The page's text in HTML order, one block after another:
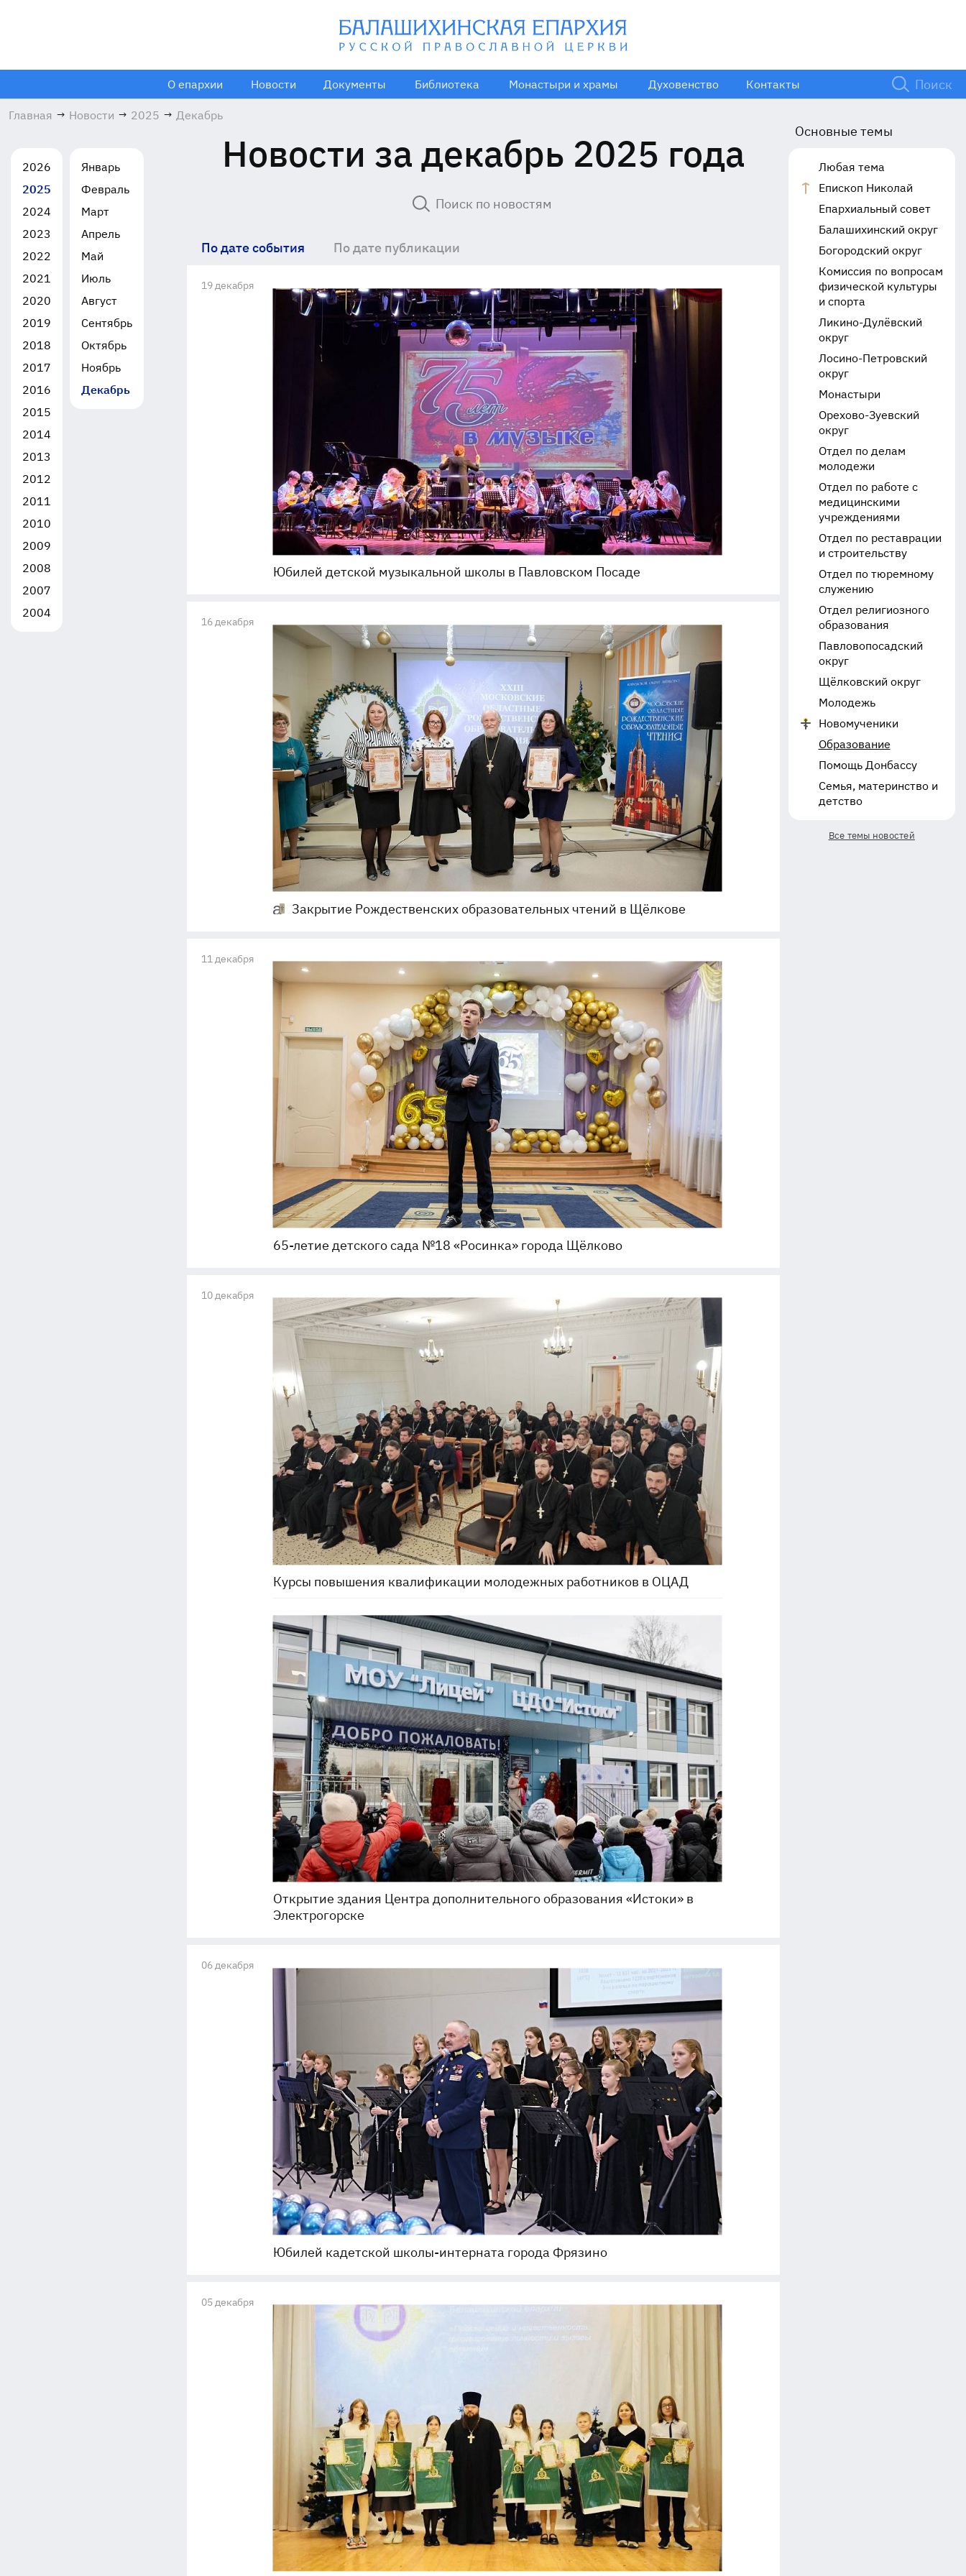
О епархии Новости Документы Библиотека Монастыри и храмы Духовенство Контакты
Главная → Новости → 2025 → Декабрь
2026
2025
2024
2023
2022
2021
2020
2019
2018
2017
2016
2015
2014
2013
2012
2011
2010
2009
2008
2007
2004
Январь
Февраль
Март
Апрель
Май
Июль
Август
Сентябрь
Октябрь
Ноябрь
Декабрь
Новости за декабрь 2025 года
По дате события По дате публикации
19 декабря
Юбилей детской музыкальной школы в Павловском Посаде
16 декабря
Закрытие Рождественских образовательных чтений в Щёлкове
11 декабря
65-летие детского сада №18 «Росинка» города Щёлково
10 декабря
Курсы повышения квалификации молодежных работников в ОЦАД
Открытие здания Центра дополнительного образования «Истоки» в
Электрогорске
06 декабря
Юбилей кадетской школы-интерната города Фрязино
05 декабря
Основные темы
Любая тема
Епископ Николай
Епархиальный совет
Балашихинский округ
Богородский округ
Комиссия по вопросам
физической культуры
и спорта
Ликино-Дулёвский
округ
Лосино-Петровский
округ
Монастыри
Орехово-Зуевский
округ
Отдел по делам
молодежи
Отдел по работе с
медицинскими
учреждениями
Отдел по реставрации
и строительству
Отдел по тюремному
служению
Отдел религиозного
образования
Павловопосадский
округ
Щёлковский округ
Молодежь
Новомученики
Образование
Помощь Донбассу
Семья, материнство и
детство
Все темы новостей